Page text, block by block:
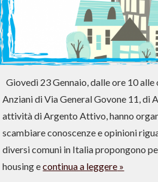
Giovedì 23 Gennaio, dalle ore 10
Anziani di Via General Govone 11, di
attività di Argento Attivo, hanno
scambiare conoscenze e opinioni
diversi comuni in Italia propongono
housing econtinua a leggere